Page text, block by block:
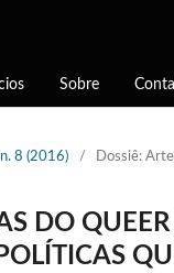
Sobre
8 (2016) / Dossiê:
DO